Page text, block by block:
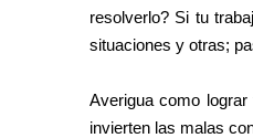
resolverlo? Si tu
situaciones y otras;
Averigua como
invierten las malas